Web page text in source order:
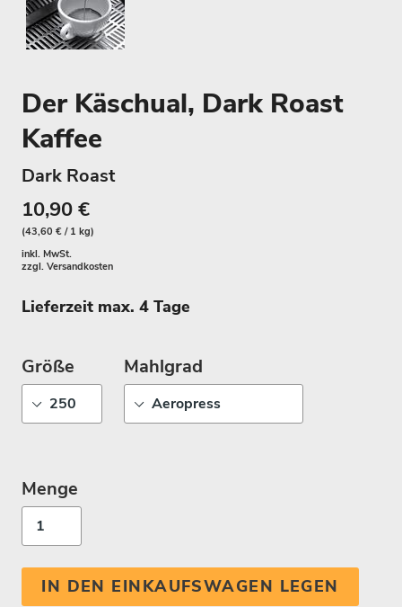
Der Käschual, Dark Roast
Kaffee
Dark Roast
10,90 €
(43,60 € / 1 kg)
inkl. MwSt.
zzgl. Versandkosten
Lieferzeit max. 4 Tage
Größe Mahlgrad
Menge
IN DEN EINKAUFSWAGEN LEGEN